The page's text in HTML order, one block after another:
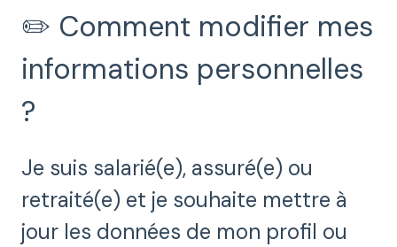
✏️ Comment modifier mes
informations personnelles
?
Je suis salarié(e), assuré(e) ou
retraité(e) et je souhaite mettre à
jour les données de mon profil ou